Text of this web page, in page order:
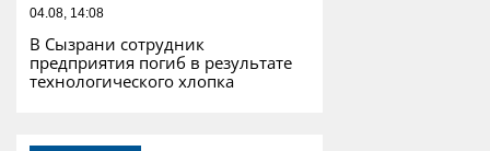
04.08, 14:08
В Сызрани сотрудник
предприятия погиб в результате
технологического хлопка